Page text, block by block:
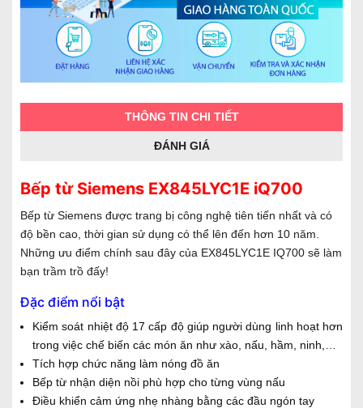
THÔNG TIN CHI TIẾT
ĐÁNH GIÁ
Bếp từ Siemens EX845LYC1E iQ700
Bếp từ Siemens được trang bị công nghệ tiên tiến nhất và có
độ bền cao, thời gian sử dụng có thể lên đến hơn 10 năm.
Những ưu điểm chính sau đây của EX845LYC1E IQ700 sẽ làm
bạn trầm trồ đấy!
Đặc điểm nổi bật
Kiểm soát nhiệt độ 17 cấp độ giúp người dùng linh hoạt hơn
trong việc chế biến các món ăn như xào, nấu, hầm, ninh,…
Tích hợp chức năng làm nóng đồ ăn
Bếp từ nhận diện nồi phù hợp cho từng vùng nấu
Điều khiển cảm ứng nhẹ nhàng bằng các đầu ngón tay